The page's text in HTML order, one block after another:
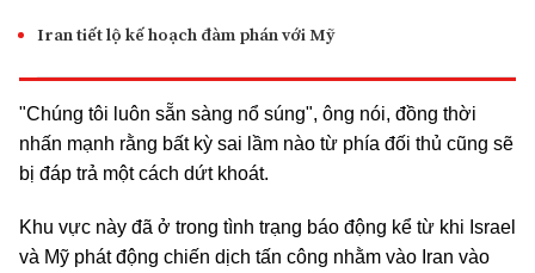
Iran tiết lộ kế hoạch đàm phán với Mỹ
"Chúng tôi luôn sẵn sàng nổ súng", ông nói, đồng thời
nhấn mạnh rằng bất kỳ sai lầm nào từ phía đối thủ cũng sẽ
bị đáp trả một cách dứt khoát.
Khu vực này đã ở trong tình trạng báo động kể từ khi Israel
và Mỹ phát động chiến dịch tấn công nhằm vào Iran vào